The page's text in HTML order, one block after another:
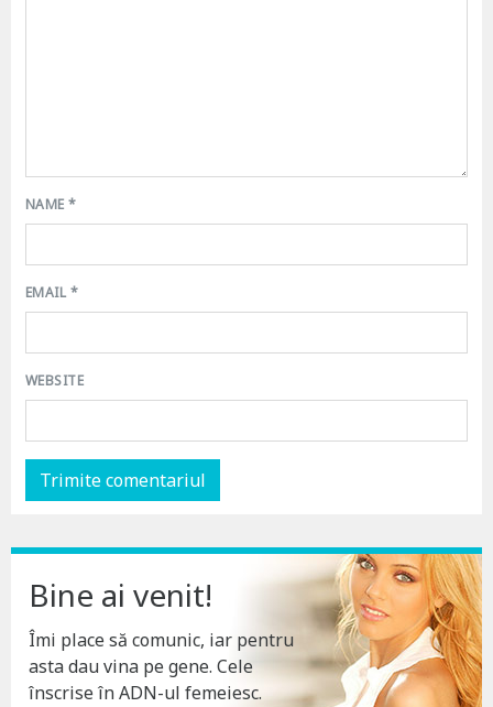
NAME*
EMAIL*
WEBSITE
Bine ai venit!
Îmi place să comunic, iar pentru
asta dau vina pe gene. Cele
înscrise în ADN-ul femeiesc.